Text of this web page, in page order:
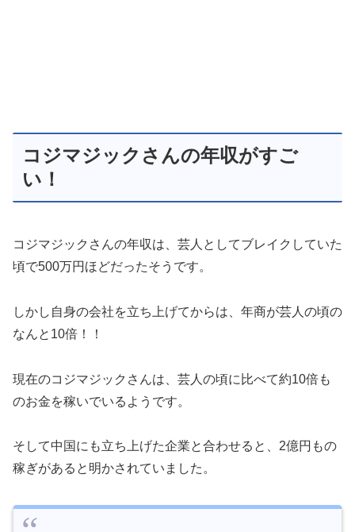
コジマジックさんの年収がすご
い！
コジマジックさんの年収は、芸人としてブレイクしていた
頃で500万円ほどだったそうです。
しかし自身の会社を立ち上げてからは、年商が芸人の頃の
なんと10倍！！
現在のコジマジックさんは、芸人の頃に比べて約10倍も
のお金を稼いでいるようです。
そして中国にも立ち上げた企業と合わせると、2億円もの
稼ぎがあると明かされていました。